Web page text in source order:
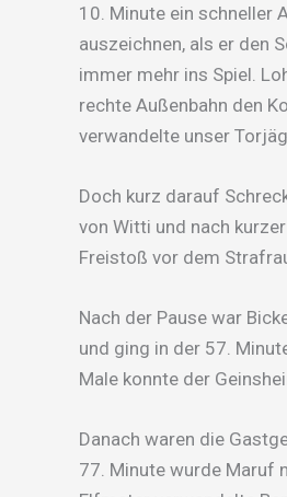
10. Minute ein schneller
auszeichnen, als er den
immer mehr ins Spiel.
rechte Außenbahn den
verwandelte unser
Doch kurz darauf
von Witti und nach
Freistoß vor dem
Nach der Pause war
und ging in der 57.
Male konnte der
Danach waren die
77. Minute wurde Maruf